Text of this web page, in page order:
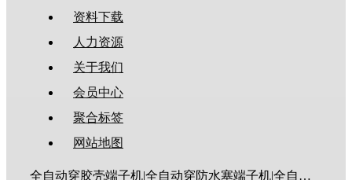
资料下载
人力资源
关于我们
会员中心
聚合标签
网站地图
全自动穿胶壳端子机|全自动穿防水塞端子机|全自动穿热缩管端子机|全自动穿护套端子机|全自动穿号码管端子机|全自动端子机|全自动穿防水栓端子机|端子压着机|端子压接机|静音端子机|多芯线端子机|护套线端子机|全自动排线端子机|新能源大平方压接机|电脑剥线机|自动剥线机|裁线机|剥线机